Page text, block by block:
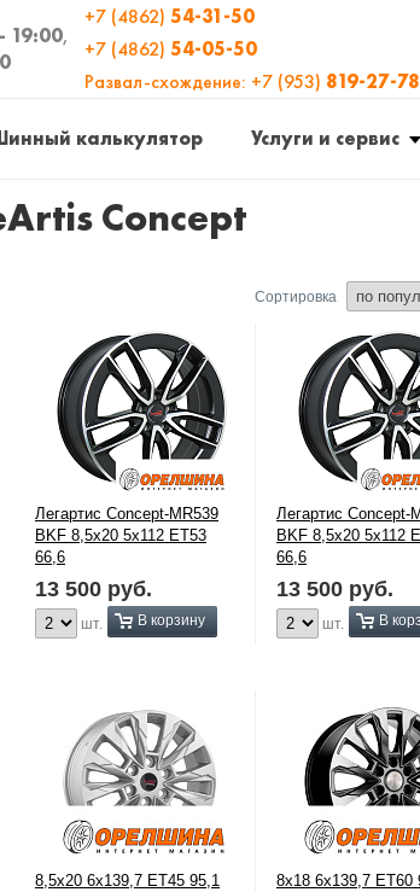
19:00,
+7 (4862) 54-31-50
+7 (4862) 54-05-50
Развал-схождение: +7 (953) 819-27-78
калькулятор Услуги и сервис
Concept
Сортировка
Легартис Concept-MR539
BKF 8,5x20 5x112 ЕТ53
66,6
13 500 руб.
шт. В корзину
Легартис Concept-
BKF 8,5x20 5x112
66,6
13 500 руб.
шт. В
8,5x20 6x139,7 ET45 95,1
8x18 6x139,7 ET60